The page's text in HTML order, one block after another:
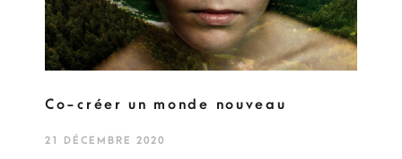
Co-créer un monde nouveau
21 DÉCEMBRE 2020